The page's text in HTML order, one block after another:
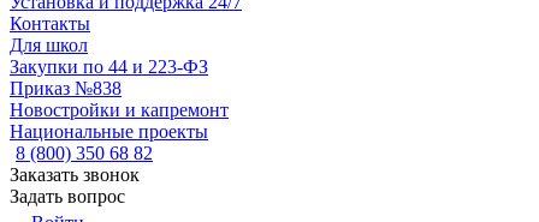
Контакты
Для школ
Закупки по 44 и 223-ФЗ
Приказ №838
Новостройки и капремонт
Национальные проекты
8 (800) 350 68 82
Заказать звонок
Задать вопрос